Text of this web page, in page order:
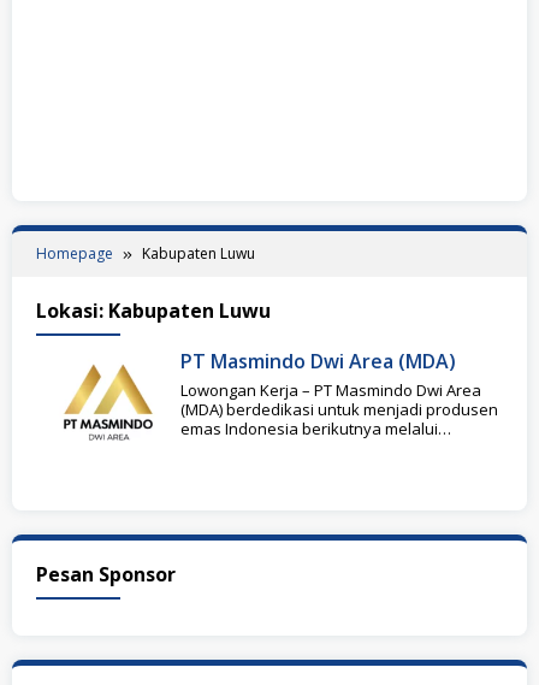
Homepage Kabupaten Luwu
Lokasi: Kabupaten Luwu
PT Masmindo Dwi Area (MDA)
Lowongan Kerja – PT Masmindo Dwi Area
(MDA) berdedikasi untuk menjadi produsen
emas Indonesia berikutnya melalui
Pesan Sponsor